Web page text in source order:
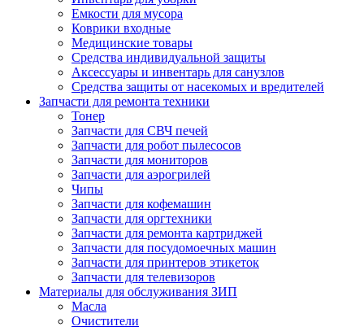
Емкости для мусора
Коврики входные
Медицинские товары
Средства индивидуальной защиты
Аксессуары и инвентарь для санузлов
Средства защиты от насекомых и вредителей
Запчасти для ремонта техники
Тонер
Запчасти для СВЧ печей
Запчасти для робот пылесосов
Запчасти для мониторов
Запчасти для аэрогрилей
Чипы
Запчасти для кофемашин
Запчасти для оргтехники
Запчасти для ремонта картриджей
Запчасти для посудомоечных машин
Запчасти для принтеров этикеток
Запчасти для телевизоров
Материалы для обслуживания ЗИП
Масла
Очистители